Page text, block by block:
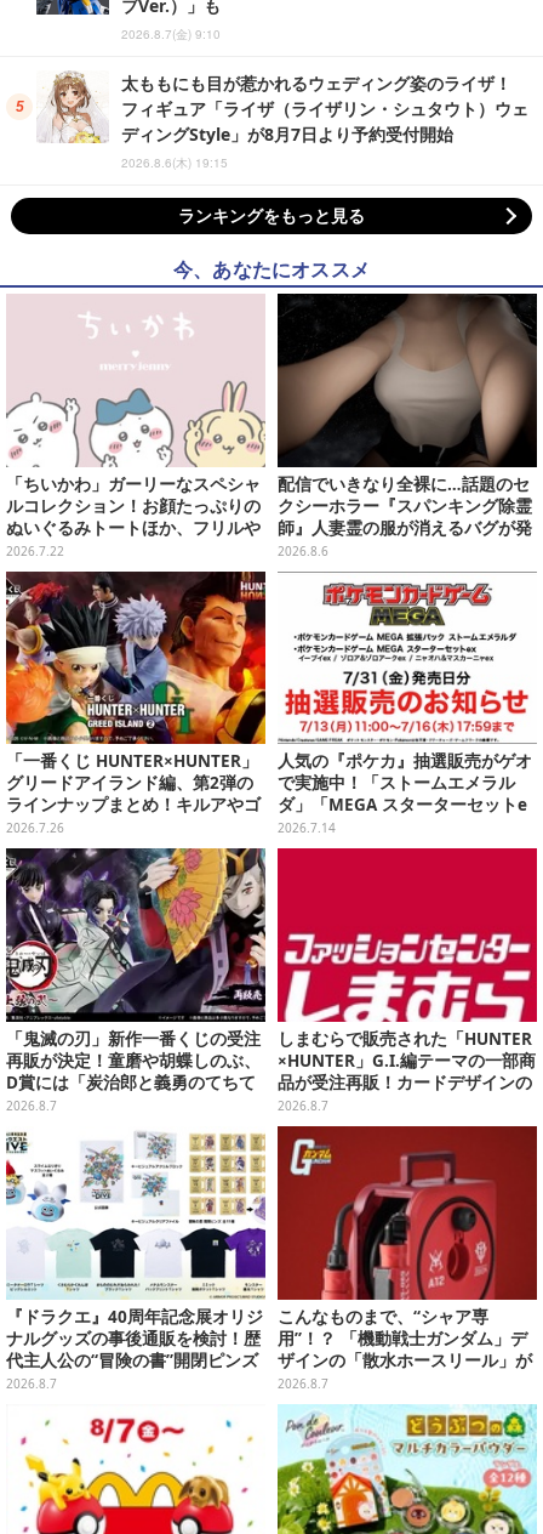
ブVer.）」も
2026.8.7(金) 9:10
太ももにも目が惹かれるウェディング姿のライザ！
フィギュア「ライザ（ライザリン・シュタウト）ウェ
ディングStyle」が8月7日より予約受付開始
2026.8.6(木) 19:15
ランキングをもっと見る
今、あなたにオススメ
「ちいかわ」ガーリーなスペシャ
ルコレクション！お顔たっぷりの
ぬいぐるみトートほか、フリルや
リボンが可愛いTシャツなどが発
売
2026.7.22
配信でいきなり全裸に…話題のセ
クシーホラー『スパンキング除霊
師』人妻霊の服が消えるバグが発
生。「丸裸になる現象を泣きなが
ら修正しました」と現在はアプデ
2026.8.6
「一番くじ HUNTER×HUNTER」
グリードアイランド編、第2弾の
ラインナップまとめ！キルアやゴ
レイヌ、筋骨隆々ビスケなど6体
を堂々立体化
2026.7.26
人気の『ポケカ』抽選販売がゲオ
で実施中！「ストームエメラル
ダ」「MEGA スターターセットe
x」各種の全4商品
2026.7.14
「鬼滅の刃」新作一番くじの受注
再販が決定！童磨や胡蝶しのぶ、
D賞には「炭治郎と義勇のてちて
ちフィギュア」も
2026.8.7
しまむらで販売された「HUNTER
×HUNTER」G.I.編テーマの一部商
品が受注再販！カードデザインの
キーホルダーや、キルアたちのセ
リフ付ソックスなど
2026.8.7
『ドラクエ』40周年記念展オリジ
ナルグッズの事後通販を検討！歴
代主人公の“冒険の書”開閉ピンズ
をはじめ、ユニークなＴシャツや
2026.8.7
こんなものまで、“シャア専
用”！？ 「機動戦士ガンダム」デ
ザインの「散水ホースリール」が
予約開始ーあえて存在感を放つ赤
さ
2026.8.7